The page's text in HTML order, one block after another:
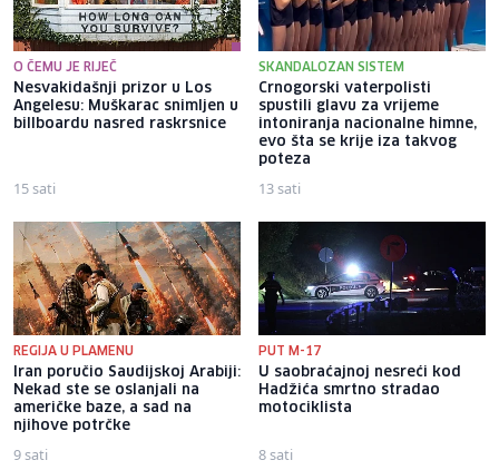
O ČEMU JE RIJEČ
Nesvakidašnji prizor u Los
Angelesu: Muškarac snimljen u
billboardu nasred raskrsnice
15 sati
SKANDALOZAN SISTEM
Crnogorski vaterpolisti
spustili glavu za vrijeme
intoniranja nacionalne himne,
evo šta se krije iza takvog
poteza
13 sati
REGIJA U PLAMENU
Iran poručio Saudijskoj Arabiji:
Nekad ste se oslanjali na
američke baze, a sad na
njihove potrčke
9 sati
PUT M-17
U saobraćajnoj nesreći kod
Hadžića smrtno stradao
motociklista
8 sati